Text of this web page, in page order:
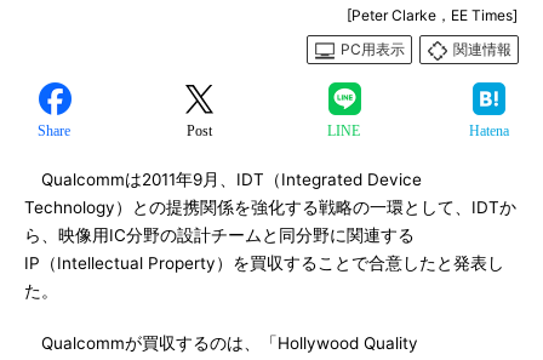
[Peter Clarke，EE Times]
PC用表示
関連情報
Share Post LINE Hatena
Qualcommは2011年9月、IDT（Integrated Device
Technology）との提携関係を強化する戦略の一環として、IDTか
ら、映像用IC分野の設計チームと同分野に関連する
IP（Intellectual Property）を買収することで合意したと発表し
た。
Qualcommが買収するのは、「Hollywood Quality